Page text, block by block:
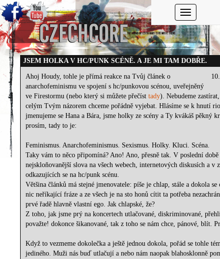
Toggle
JSEM HOLKA V HC/PUNK SCÉNĚ. A JE MI TAM DOBŘE.
Ahoj Houdy, tohle je přímá reakce na Tvůj článek o
anarchofeminismu ve spojení s hc/punkovou scénou, uveřejněný
ve Firestormu (nebo který si můžete přečísttady). Nebudeme
celým Tvým názorem chceme pořádně vyjebat. Hlásíme se k hnutí
jmenujeme se Hana a Bára, jsme holky ze scény a Ty kvákáš pěkný
prosím, tady to je:
Feminismus. Anarchofeminismus. Sexismus. Holky. Kluci. Scéna.
Taky vám to něco připomíná? Ano! Ano, přesně tak. V poslední době
nejskloňovanější slova na všech webech, internetových diskusích a v
odkazujících se na hc/punk scénu.
Většina článků má stejné jmenovatele: píše je chlap, stále a dokola
nic neříkající fráze a ze všech je na sto honů cítit ta potřeba
prvé řadě hlavně vlastní ego. Jak chlapské, že?
Z toho, jak jsme prý na koncertech utlačované, diskriminované,
považte! dokonce šikanované, tak z toho se nám chce, pánové, blít.
Když to vezmeme dokolečka a ještě jednou dokola, pořád se tohle
jediného. Muži nás buď utlačují a nebo nám naopak blahosklonně